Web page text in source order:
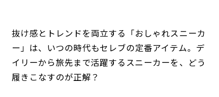
抜け感とトレンドを両立する「おしゃれスニーカ
ー」は、いつの時代もセレブの定番アイテム。デ
イリーから旅先まで活躍するスニーカーを、どう
履きこなすのが正解？